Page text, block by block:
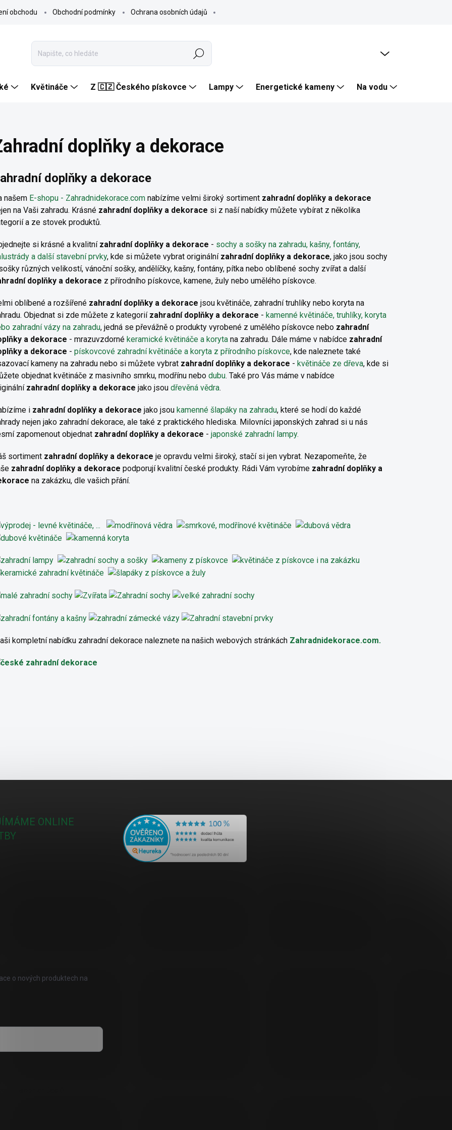
obchodu Obchodní podmínky Ochrana osobních údajů
Hledat
Květináče Z 🇨🇿 Českého pískovce Lampy Energetické kameny Na vodu
doplňky a dekorace
doplňky a dekorace
našem E-shopu - Zahradnidekorace.com nabízíme velmi široký sortiment zahradní doplňky a dekorace
na Vaši zahradu. Krásné zahradní doplňky a dekorace si z naší nabídky můžete vybírat z několika
a ze stovek produktů.
si krásné a kvalitní zahradní doplňky a dekorace - sochy a sošky na zahradu, kašny, fontány,
a další stavební prvky, kde si můžete vybrat originální zahradní doplňky a dekorace, jako jsou sochy
různých velikostí, vánoční sošky, andělíčky, kašny, fontány, pítka nebo oblíbené sochy zvířat a další
doplňky a dekorace z přírodního pískovce, kamene, žuly nebo umělého pískovce.
oblíbené a rozšířené zahradní doplňky a dekorace jsou květináče, zahradní truhlíky nebo koryta na
Objednat si zde můžete z kategorií zahradní doplňky a dekorace - kamenné květináče, truhlíky, koryta
zahradní vázy na zahradu, jedná se převážně o produkty vyrobené z umělého pískovce nebo zahradní
a dekorace - mrazuvzdorné keramické květináče a koryta na zahradu. Dále máme v nabídce zahradní
a dekorace - pískovcové zahradní květináče a koryta z přírodního pískovce, kde naleznete také
kameny na zahradu nebo si můžete vybrat zahradní doplňky a dekorace - květináče ze dřeva, kde si
objednat květináče z masivního smrku, modřínu nebo dubu. Také pro Vás máme v nabídce
zahradní doplňky a dekorace jako jsou dřevěná vědra.
i zahradní doplňky a dekorace jako jsou kamenné šlapáky na zahradu, které se hodí do každé
nejen jako zahradní dekorace, ale také z praktického hlediska. Milovníci japonských zahrad si u nás
zapomenout objednat zahradní doplňky a dekorace - japonské zahradní lampy.
sortiment zahradní doplňky a dekorace je opravdu velmi široký, stačí si jen vybrat. Nezapomeňte, že
zahradní doplňky a dekorace podporují kvalitní české produkty. Rádi Vám vyrobíme zahradní doplňky a
na zakázku, dle vašich přání.
kompletní nabídku zahradní dekorace naleznete na našich webových stránkách Zahradnidekorace.com.
ONLINE
o nových produktech na